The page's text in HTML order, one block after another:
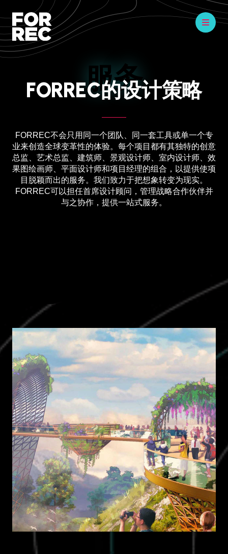
服务
FORREC的设计策略
FORREC不会只用同一个团队、同一套工具或单一个专
业来创造全球变革性的体验。每个项目都有其独特的创意
总监、艺术总监、建筑师、景观设计师、室内设计师、效
果图绘画师、平面设计师和项目经理的组合，以提供使项
目脱颖而出的服务。我们致力于把想象转变为现实。
FORREC可以担任首席设计顾问，管理战略合作伙伴并
与之协作，提供一站式服务。